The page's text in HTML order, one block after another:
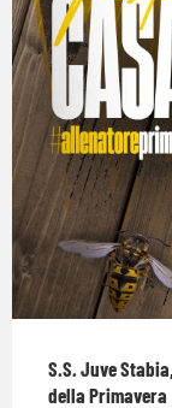
S.S. Juve
della Primavera